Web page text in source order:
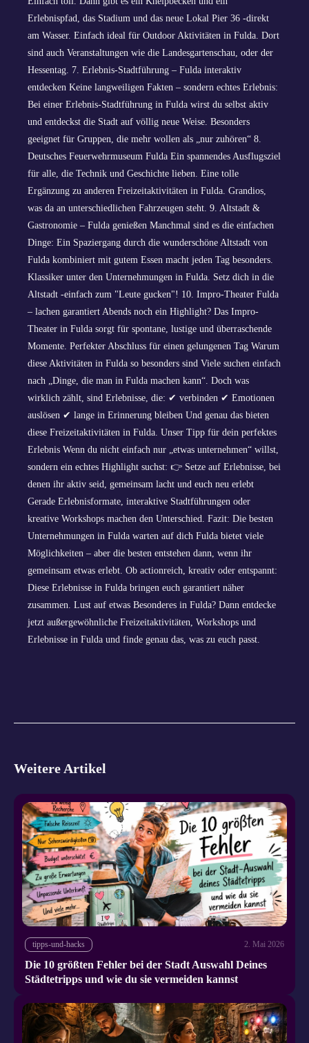
Erlebnispfad, das Stadium und das neue Lokal Pier 36 -direkt
am Wasser. Einfach ideal für Outdoor Aktivitäten in Fulda. Dort
sind auch Veranstaltungen wie die Landesgartenschau, oder der
Hessentag. 7. Erlebnis-Stadtführung – Fulda interaktiv
entdecken Keine langweiligen Fakten – sondern echtes Erlebnis:
Bei einer Erlebnis-Stadtführung in Fulda wirst du selbst aktiv
und entdeckst die Stadt auf völlig neue Weise. Besonders
geeignet für Gruppen, die mehr wollen als „nur zuhören“ 8.
Deutsches Feuerwehrmuseum Fulda Ein spannendes Ausflugsziel
für alle, die Technik und Geschichte lieben. Eine tolle
Ergänzung zu anderen Freizeitaktivitäten in Fulda. Grandios,
was da an unterschiedlichen Fahrzeugen steht. 9. Altstadt &
Gastronomie – Fulda genießen Manchmal sind es die einfachen
Dinge: Ein Spaziergang durch die wunderschöne Altstadt von
Fulda kombiniert mit gutem Essen macht jeden Tag besonders.
Klassiker unter den Unternehmungen in Fulda. Setz dich in die
Altstadt -einfach zum "Leute gucken"! 10. Impro-Theater Fulda
– lachen garantiert Abends noch ein Highlight? Das Impro-
Theater in Fulda sorgt für spontane, lustige und überraschende
Momente. Perfekter Abschluss für einen gelungenen Tag Warum
diese Aktivitäten in Fulda so besonders sind Viele suchen einfach
nach „Dinge, die man in Fulda machen kann“. Doch was
wirklich zählt, sind Erlebnisse, die: ✔ verbinden ✔ Emotionen
auslösen ✔ lange in Erinnerung bleiben Und genau das bieten
diese Freizeitaktivitäten in Fulda. Unser Tipp für dein perfektes
Erlebnis Wenn du nicht einfach nur „etwas unternehmen“ willst,
sondern ein echtes Highlight suchst: 👉 Setze auf Erlebnisse, bei
denen ihr aktiv seid, gemeinsam lacht und euch neu erlebt
Gerade Erlebnisformate, interaktive Stadtführungen oder
kreative Workshops machen den Unterschied. Fazit: Die besten
Unternehmungen in Fulda warten auf dich Fulda bietet viele
Möglichkeiten – aber die besten entstehen dann, wenn ihr
gemeinsam etwas erlebt. Ob actionreich, kreativ oder entspannt:
Diese Erlebnisse in Fulda bringen euch garantiert näher
zusammen. Lust auf etwas Besonderes in Fulda? Dann entdecke
jetzt außergewöhnliche Freizeitaktivitäten, Workshops und
Erlebnisse in Fulda und finde genau das, was zu euch passt.
Weitere Artikel
tipps-und-hacks 2. Mai 2026
Die 10 größten Fehler bei der Stadt Auswahl Deines
Städtetripps und wie du sie vermeiden kannst